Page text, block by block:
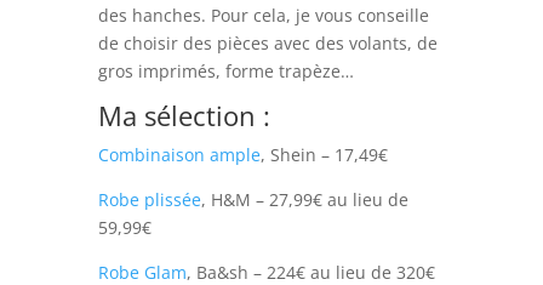
des hanches. Pour cela, je vous conseille
de choisir des pièces avec des volants, de
gros imprimés, forme trapèze…
Ma sélection :
Combinaison ample, Shein – 17,49€
Robe plissée, H&M – 27,99€ au lieu de
59,99€
Robe Glam, Ba&sh – 224€ au lieu de 320€